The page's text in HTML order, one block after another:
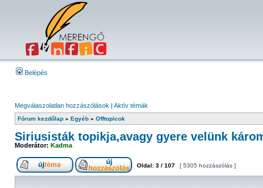
Belépés
Megválaszolatlan hozzászólások | Aktív témák
Fórum kezdőlap » Egyéb » Offtopicok
Siriusisták topikja,avagy gyere velünk
Moderátor: Kadma
Oldal: 3 / 107 [ 5305 hozzászólás ]